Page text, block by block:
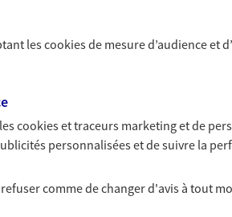
notre métier : dans
en apprenant à vous
meilleures solutions.
offres
lescookiesde mesure d’audience et
cookies et traceurs marketing et de
personnalisées et de suivre la
comme de changer d'avis à tout